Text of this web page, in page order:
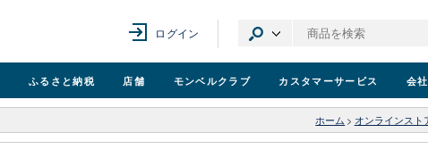
ログイン
ふるさと納税 店舗 モンベルクラブ カスタマーサービス 会
ホーム > オンラインスト